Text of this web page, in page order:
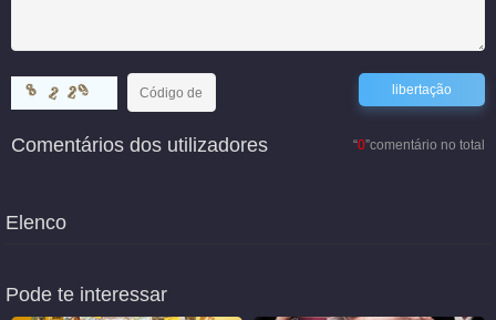
“0”comentário no total
Comentários dos utilizadores
Elenco
Pode te interessar